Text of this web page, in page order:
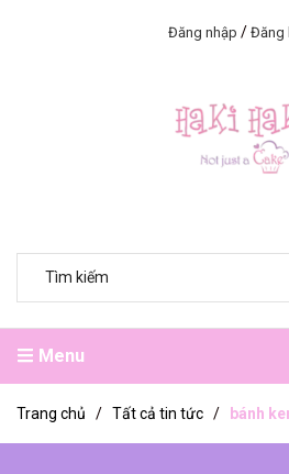
Đăng nhập / Đăng
Menu
Trang chủ / Tất cả tin tức / bánh